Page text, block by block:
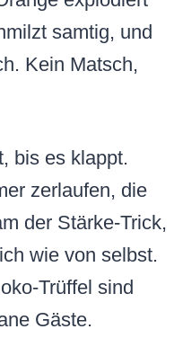
samtig, und
Kein Matsch,
bis es klappt.
zerlaufen, die
der Stärke-Trick,
wie von selbst.
Trüffel sind
Gäste.